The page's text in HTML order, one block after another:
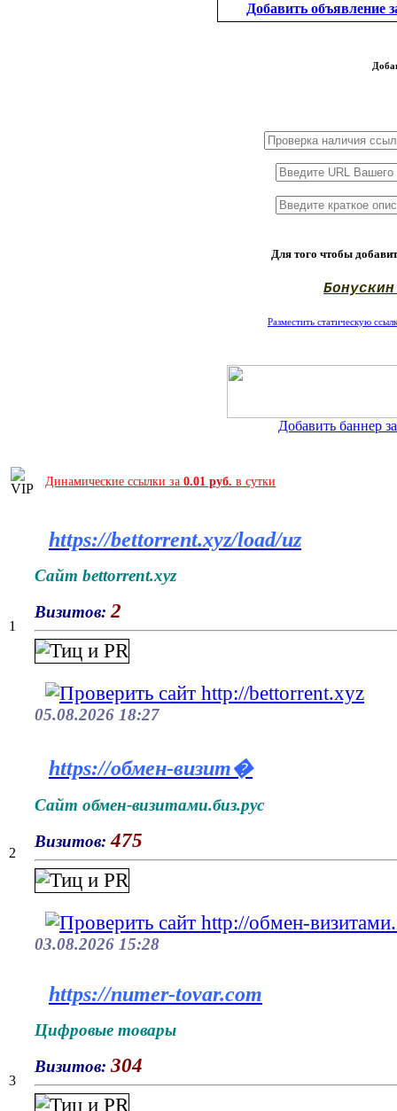
Добавить объявление
Для того чтобы
Разместить статическую
Добавить баннер
Динамические ссылки за 0.01 руб. в сутки
1
https://bettorrent.xyz/load/uz
Сайт bettorrent.xyz
Визитов: 2
05.08.2026 18:27
2
https://обмен-визит�
Сайт обмен-визитами.биз.рус
Визитов: 475
03.08.2026 15:28
3
https://numer-tovar.com
Цифровые товары
Визитов: 304